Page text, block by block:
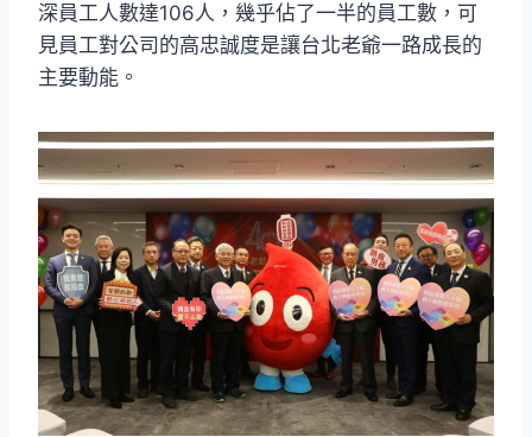
深員工人數達106人，幾乎佔了一半的員工數，可
見員工對公司的高忠誠度是讓台北老爺一路成長的
主要動能。